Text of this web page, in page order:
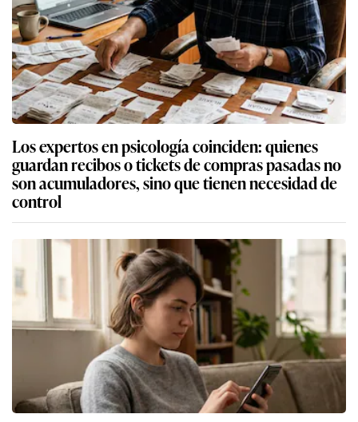
Los expertos en psicología coinciden: quienes
guardan recibos o tickets de compras pasadas no
son acumuladores, sino que tienen necesidad de
control